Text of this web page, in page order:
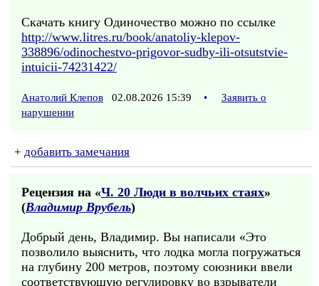
Скачать книгу Одиночество можно по ссылке
http://www.litres.ru/book/anatoliy-klepov-
338896/odinochestvo-prigovor-sudby-ili-otsutstvie-
intuicii-74231422/
Анатолий Клепов 02.08.2026 15:39 •
Заявить о
нарушении
+ добавить замечания
Рецензия на «Ч. 20 Люди в волчьих стаях»
(Владимир Врубель)
Добрый день, Владимир. Вы написали «Это
позволило выяснить, что лодка могла погружаться
на глубину 200 метров, поэтому союзники ввели
соответствующую регулировку во взрыватели